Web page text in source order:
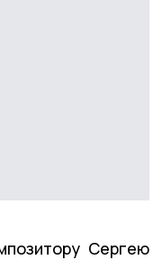
Сергею